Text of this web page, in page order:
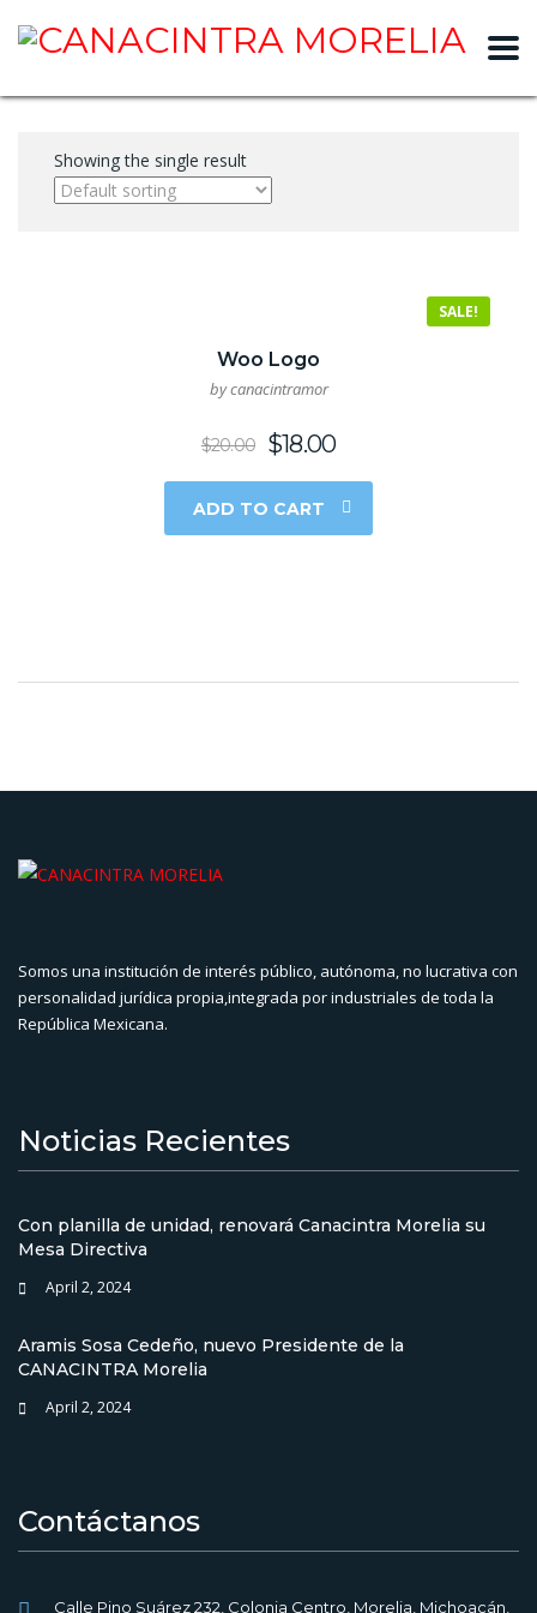
Showing the single result
SALE!
Woo Logo
by canacintramor
$20.00 $18.00
ADD TO CART
Somos una institución de interés público, autónoma, no lucrativa con
personalidad jurídica propia,integrada por industriales de toda la
República Mexicana.
Noticias Recientes
Con planilla de unidad, renovará Canacintra Morelia su
Mesa Directiva
April 2, 2024
Aramis Sosa Cedeño, nuevo Presidente de la
CANACINTRA Morelia
April 2, 2024
Contáctanos
Calle Pino Suárez 232, Colonia Centro, Morelia, Michoacán,